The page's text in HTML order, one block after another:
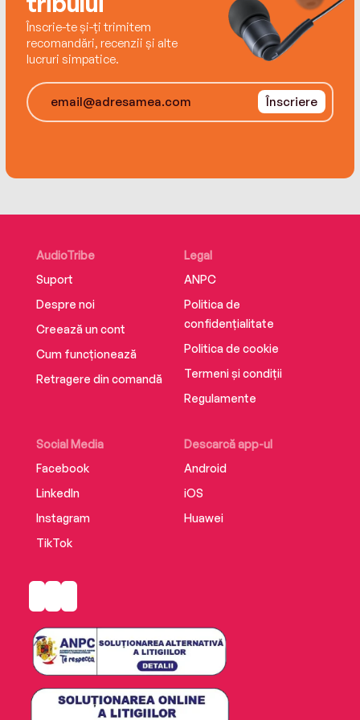
Înscrie-te și-ți trimitem
recomandări, recenzii și alte
lucruri simpatice.
Înscriere
AudioTribe
Suport
Despre noi
Creează un cont
Cum funcționează
Retragere din comandă
Social Media
Facebook
LinkedIn
Instagram
TikTok
Descarcă app-ul
Android
iOS
Huawei
Legal
ANPC
Politica de
confidențialitate
Politica de cookie
Termeni și condiții
Regulamente